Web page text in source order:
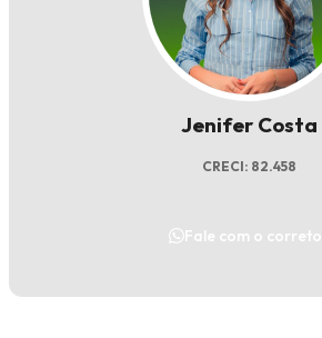
Jenifer Costa
CRECI: 82.458
Fale com o